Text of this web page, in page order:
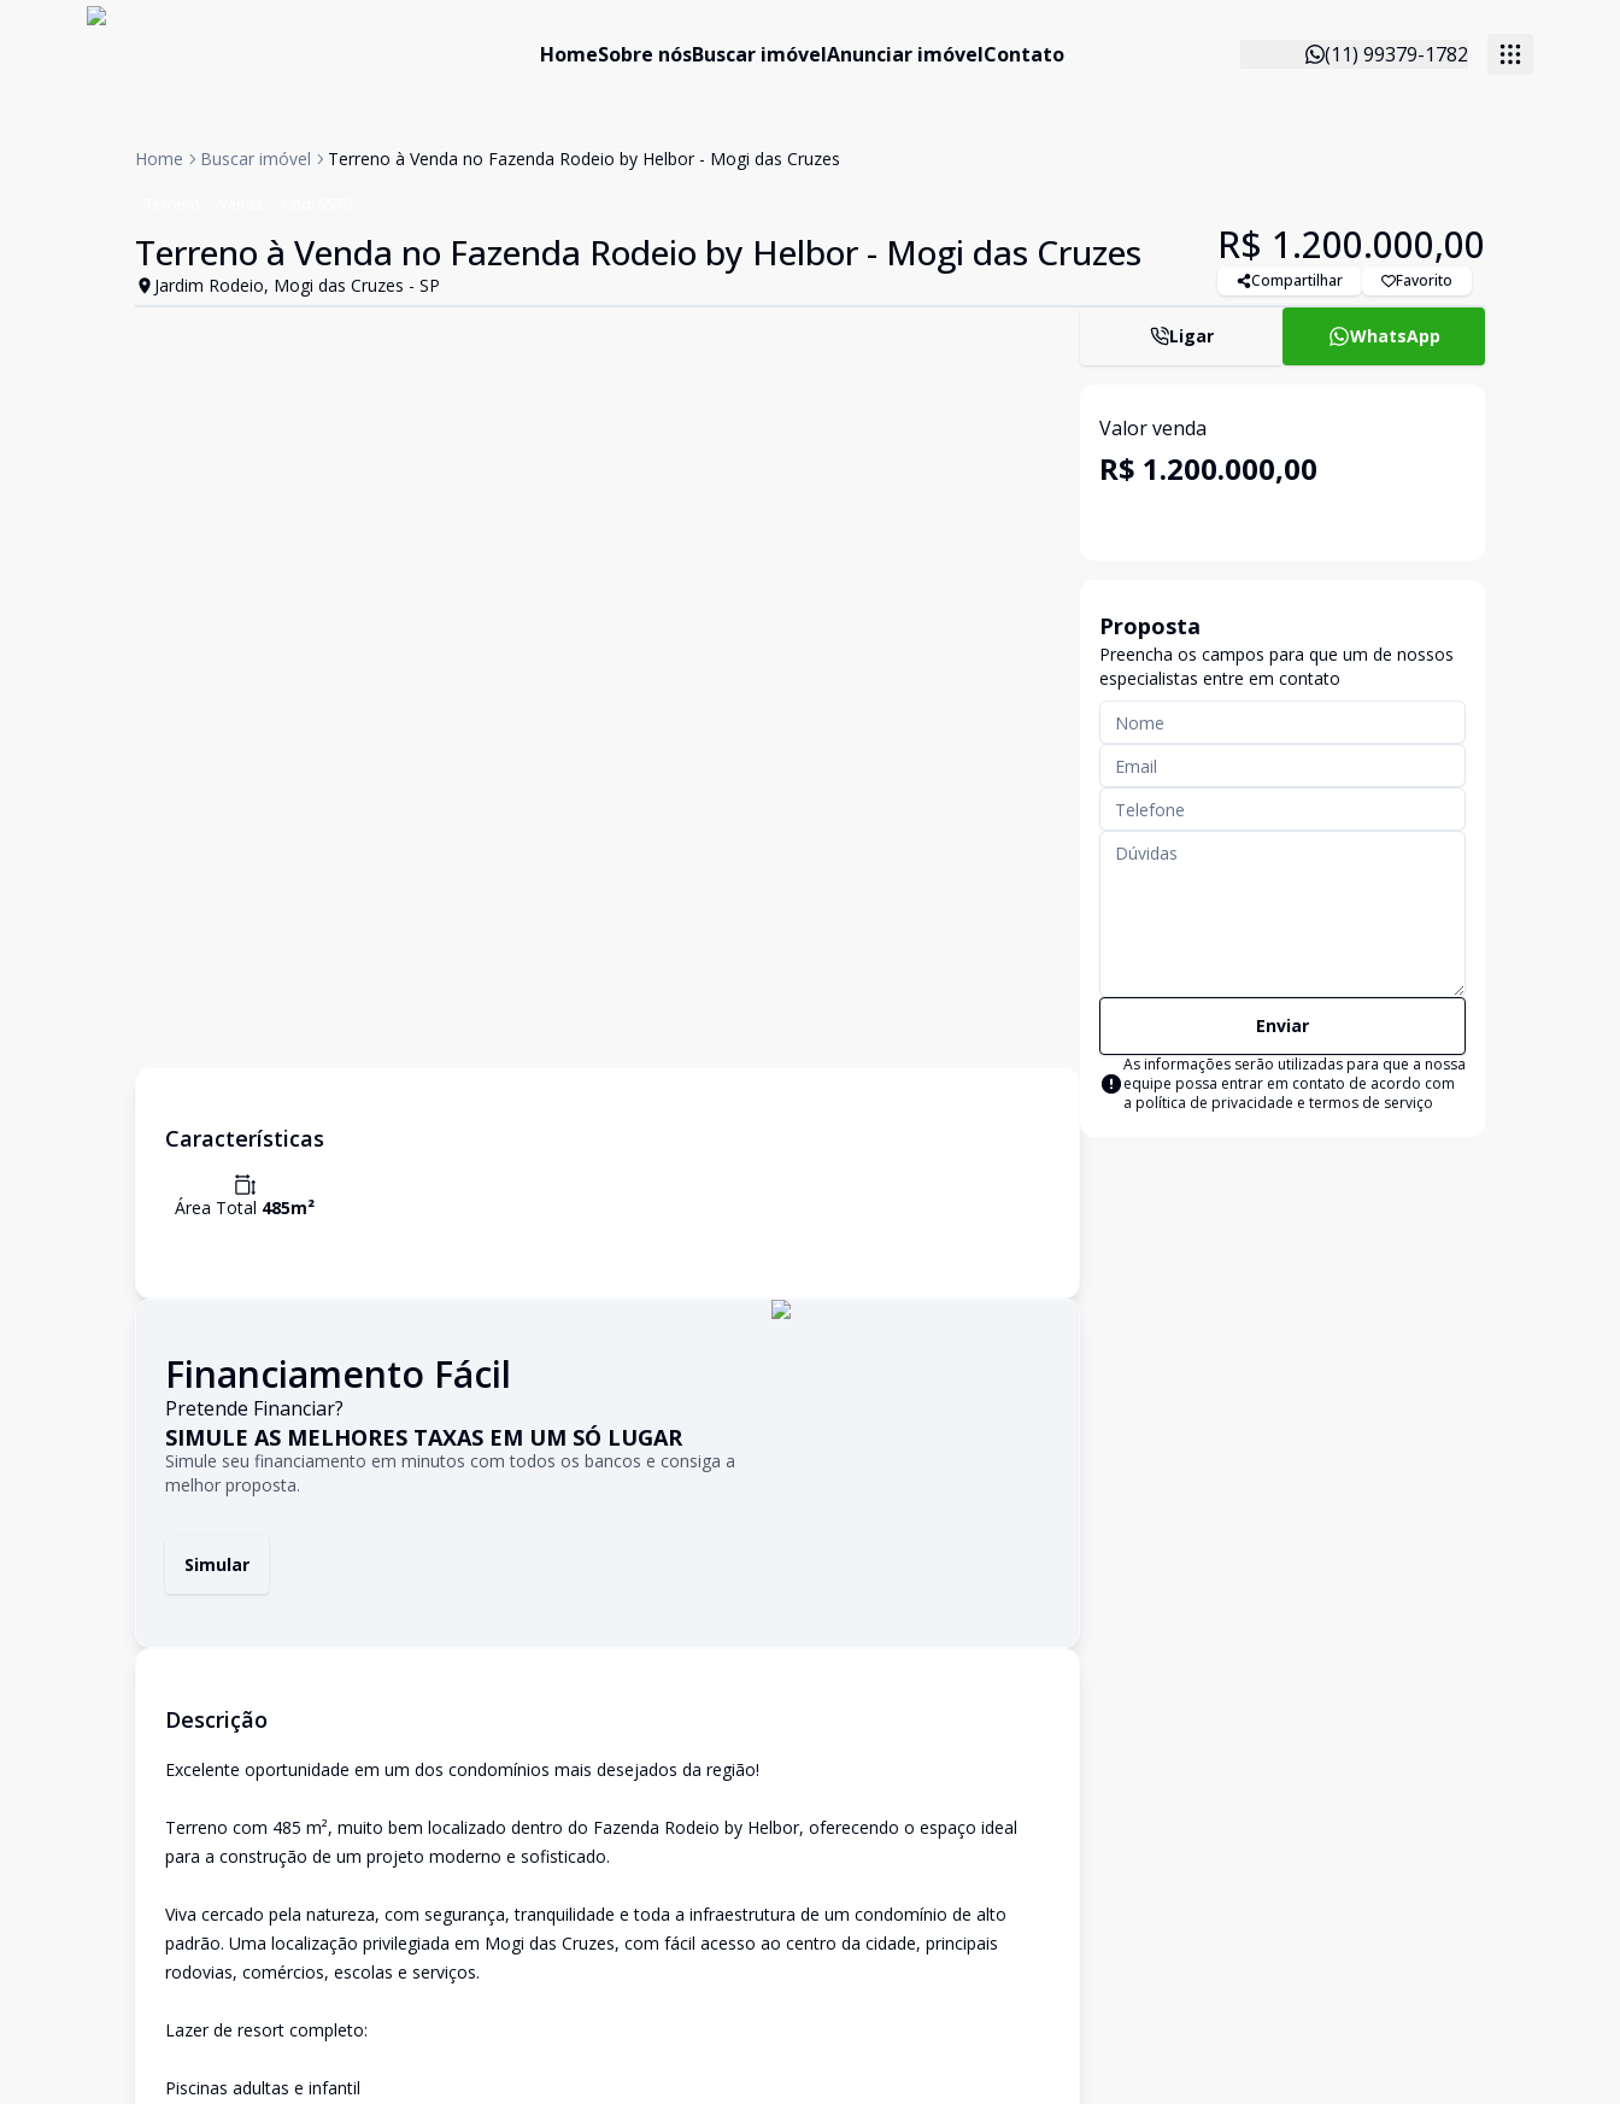
HomeSobre nósBuscar imóvelAnunciar imóvelContato (11) 99379-1782
Home Buscar imóvel Terreno à Venda no Fazenda Rodeio by Helbor - Mogi das Cruzes
Terreno à Venda no Fazenda Rodeio by Helbor - Mogi das Cruzes
Jardim Rodeio, Mogi das Cruzes - SP
R$ 1.200.000,00
Compartilhar Favorito
Características
Área Total 485m²
Financiamento Fácil
Pretende Financiar?
SIMULE AS MELHORES TAXAS EM UM SÓ LUGAR
Simule seu financiamento em minutos com todos os bancos e consiga a
melhor proposta.
Simular
Descrição
Excelente oportunidade em um dos condomínios mais desejados da região!
Terreno com 485 m², muito bem localizado dentro do Fazenda Rodeio by Helbor, oferecendo o espaço ideal
para a construção de um projeto moderno e sofisticado.
Viva cercado pela natureza, com segurança, tranquilidade e toda a infraestrutura de um condomínio de alto
padrão. Uma localização privilegiada em Mogi das Cruzes, com fácil acesso ao centro da cidade, principais
rodovias, comércios, escolas e serviços.
Lazer de resort completo:
Piscinas adultas e infantil
Ligar WhatsApp
Valor venda
R$ 1.200.000,00
Proposta
Preencha os campos para que um de nossos
especialistas entre em contato
Enviar
As informações serão utilizadas para que a nossa
equipe possa entrar em contato de acordo com
a política de privacidade e termos de serviço